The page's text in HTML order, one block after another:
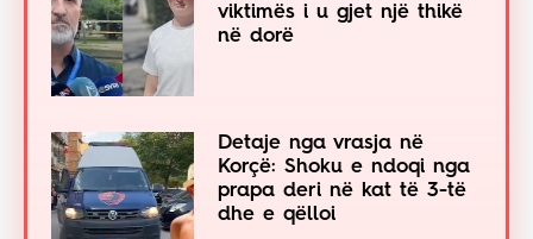
viktimës i u gjet një thikë
në dorë
Detaje nga vrasja në
Korçë: Shoku e ndoqi nga
prapa deri në kat të 3-të
dhe e qëlloi